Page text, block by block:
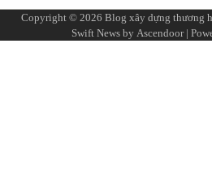
Copyright © 2026 Blog xây dựng thương
Swift News by Ascendoor|